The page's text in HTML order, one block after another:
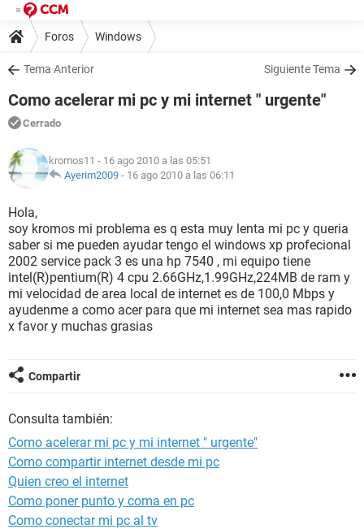
Foros Windows
Tema Anterior Siguiente Tema
Como acelerar mi pc y mi internet " urgente"
Cerrado
kromos11 - 16 ago 2010 a las 05:51
Ayerim2009 - 16 ago 2010 a las 06:11
Hola,
soy kromos mi problema es q esta muy lenta mi pc y queria
saber si me pueden ayudar tengo el windows xp profecional
2002 service pack 3 es una hp 7540 , mi equipo tiene
intel(R)pentium(R) 4 cpu 2.66GHz,1.99GHz,224MB de ram y
mi velocidad de area local de internet es de 100,0 Mbps y
ayudenme a como acer para que mi internet sea mas rapido
x favor y muchas grasias
Compartir
Consulta también:
Como acelerar mi pc y mi internet " urgente"
Como compartir internet desde mi pc
Quien creo el internet
Como poner punto y coma en pc
Como conectar mi pc al tv